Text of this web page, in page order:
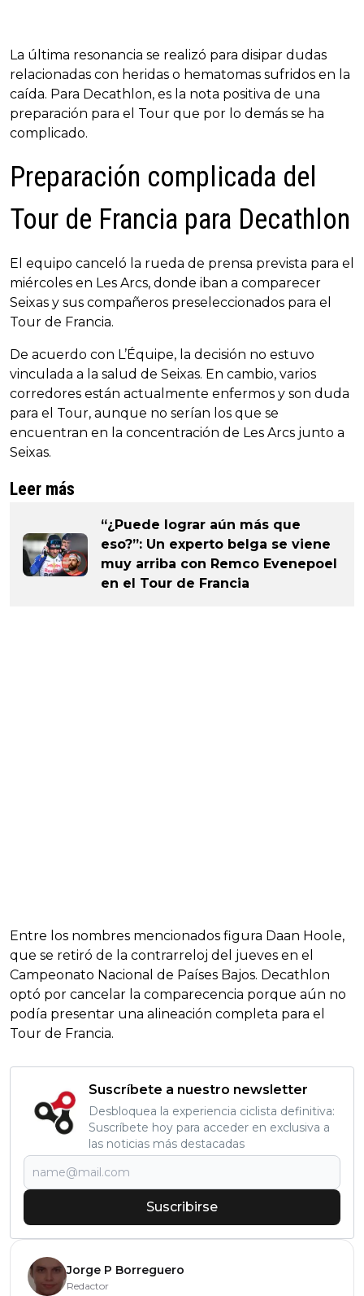
La última resonancia se realizó para disipar dudas
relacionadas con heridas o hematomas sufridos en la
caída. Para Decathlon, es la nota positiva de una
preparación para el Tour que por lo demás se ha
complicado.
Preparación complicada del
Tour de Francia para Decathlon
El equipo canceló la rueda de prensa prevista para el
miércoles en Les Arcs, donde iban a comparecer
Seixas y sus compañeros preseleccionados para el
Tour de Francia.
De acuerdo con L’Équipe, la decisión no estuvo
vinculada a la salud de Seixas. En cambio, varios
corredores están actualmente enfermos y son duda
para el Tour, aunque no serían los que se
encuentran en la concentración de Les Arcs junto a
Seixas.
Leer más
“¿Puede lograr aún más que
eso?”: Un experto belga se viene
muy arriba con Remco Evenepoel
en el Tour de Francia
Entre los nombres mencionados figura Daan Hoole,
que se retiró de la contrarreloj del jueves en el
Campeonato Nacional de Países Bajos. Decathlon
optó por cancelar la comparecencia porque aún no
podía presentar una alineación completa para el
Tour de Francia.
Suscríbete a nuestro newsletter
Desbloquea la experiencia ciclista definitiva:
Suscríbete hoy para acceder en exclusiva a
las noticias más destacadas
Suscribirse
Jorge P Borreguero
Redactor